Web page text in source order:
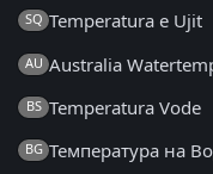
SQ Temperatura e Ujit
AU Australia
BS Temperatura Vode
BG Температура на